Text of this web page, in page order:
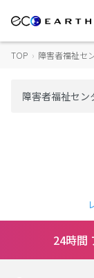
TOP › 障害者福祉セ
24時間